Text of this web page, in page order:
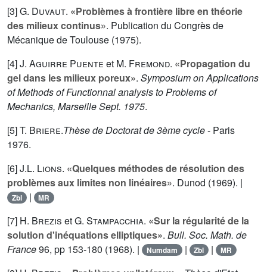
[3]G. Duvaut. «Problèmes à frontière libre en théorie
des milieux continus». Publication du Congrès de
Mécanique de Toulouse (1975).
[4]J. Aguirre Puente et M. Fremond. «Propagation du
gel dans les milieux poreux». Symposium on Applications
of Methods of Functionnal analysis to Problems of
Mechanics, Marseille Sept. 1975.
[5]T. Briere.Thèse de Doctorat de 3ème cycle- Paris
1976.
[6]J.L. Lions. «Quelques méthodes de résolution des
problèmes aux limites non linéaires». Dunod (1969). |
Zbl | MR
[7] H. Brezis etG. Stampacchia. «Sur la régularité de la
solution d'inéquations elliptiques». Bull. Soc. Math. de
France96, pp 153-180 (1968). | Numdam | Zbl | MR